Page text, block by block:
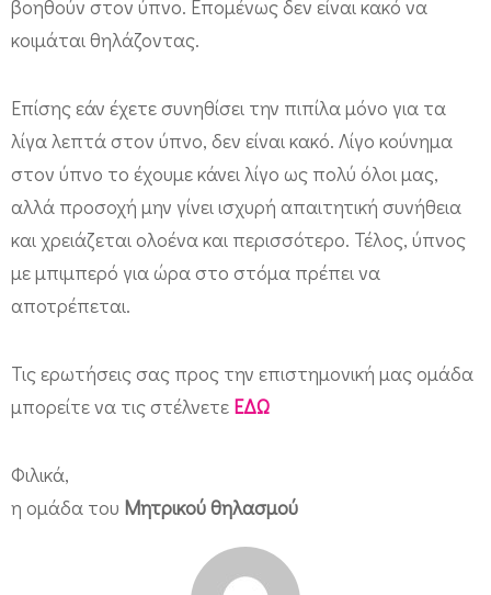
τ
σ
ή
μ
ε
τ
σ
ή
θ
ς
;
βοηθούν στον ύπνο. Επομένως δεν είναι κακό να
κοιμάται θηλάζοντας.
Επίσης εάν έχετε συνηθίσει την πιπίλα μόνο για τα
λίγα λεπτά στον ύπνο, δεν είναι κακό. Λίγο κούνημα
στον ύπνο το έχουμε κάνει λίγο ως πολύ όλοι μας,
αλλά προσοχή μην γίνει ισχυρή απαιτητική συνήθεια
και χρειάζεται ολοένα και περισσότερο. Τέλος, ύπνος
με μπιμπερό για ώρα στο στόμα πρέπει να
αποτρέπεται.
Τις ερωτήσεις σας προς την επιστημονική μας ομάδα
μπορείτε να τις στέλνετε ΕΔΩ
Φιλικά,
η ομάδα του Μητρικού θηλασμού